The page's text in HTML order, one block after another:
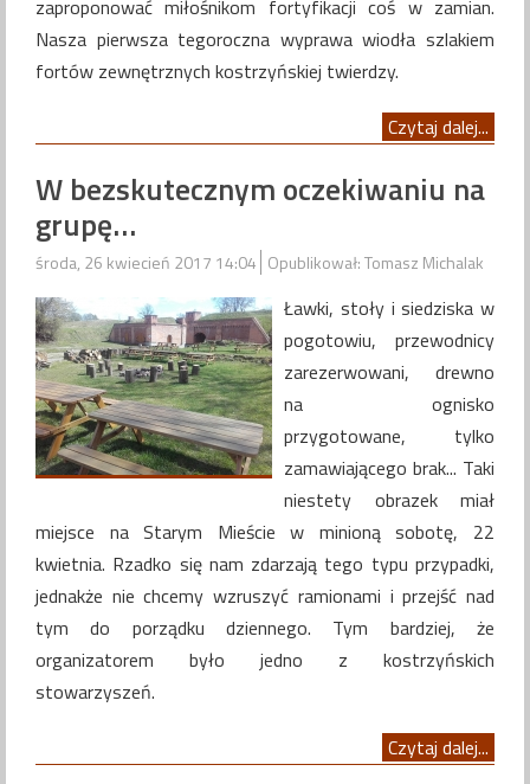
zaproponować miłośnikom fortyfikacji coś w zamian.
Nasza pierwsza tegoroczna wyprawa wiodła szlakiem
fortów zewnętrznych kostrzyńskiej twierdzy.
Czytaj dalej...
W bezskutecznym oczekiwaniu na
grupę…
środa, 26 kwiecień 2017 14:04 Opublikował: Tomasz Michalak
Ławki, stoły i siedziska w
pogotowiu, przewodnicy
zarezerwowani, drewno
na ognisko
przygotowane, tylko
zamawiającego brak... Taki
niestety obrazek miał
miejsce na Starym Mieście w minioną sobotę, 22
kwietnia. Rzadko się nam zdarzają tego typu przypadki,
jednakże nie chcemy wzruszyć ramionami i przejść nad
tym do porządku dziennego. Tym bardziej, że
organizatorem było jedno z kostrzyńskich
stowarzyszeń.
Czytaj dalej...